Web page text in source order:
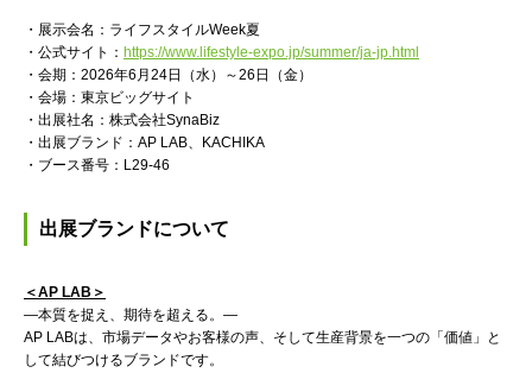
・展示会名：ライフスタイルWeek夏
・公式サイト： https://www.lifestyle-expo.jp/summer/ja-jp.html
・会期：2026年6月24日（水）～26日（金）
・会場：東京ビッグサイト
・出展社名：株式会社SynaBiz
・出展ブランド：AP LAB、KACHIKA
・ブース番号：L29-46
出展ブランドについて
＜AP LAB＞
―本質を捉え、期待を超える。―
AP LABは、市場データやお客様の声、そして生産背景を一つの「価値」と
して結びつけるブランドです。